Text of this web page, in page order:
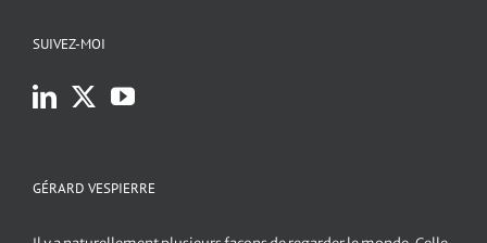
SUIVEZ-MOI
GÉRARD VESPIERRE